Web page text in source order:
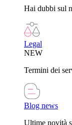
Hai dubbi sul
Legal
NEW
Termini dei
Blog news
Ultime novità